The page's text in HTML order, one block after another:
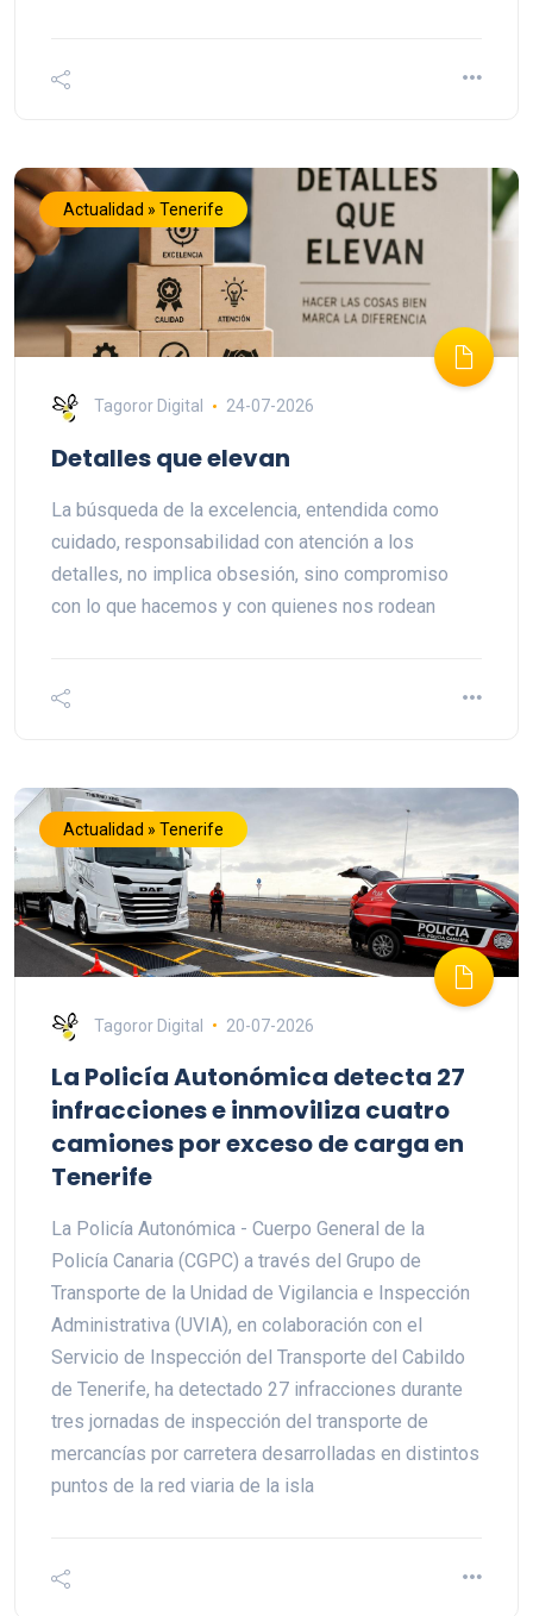
Actualidad » Tenerife
Tagoror Digital 24-07-2026
Detalles que elevan
La búsqueda de la excelencia, entendida como
cuidado, responsabilidad con atención a los
detalles, no implica obsesión, sino compromiso
con lo que hacemos y con quienes nos rodean
Actualidad » Tenerife
Tagoror Digital 20-07-2026
La Policía Autonómica detecta 27
infracciones e inmoviliza cuatro
camiones por exceso de carga en
Tenerife
La Policía Autonómica - Cuerpo General de la
Policía Canaria (CGPC) a través del Grupo de
Transporte de la Unidad de Vigilancia e Inspección
Administrativa (UVIA), en colaboración con el
Servicio de Inspección del Transporte del Cabildo
de Tenerife, ha detectado 27 infracciones durante
tres jornadas de inspección del transporte de
mercancías por carretera desarrolladas en distintos
puntos de la red viaria de la isla